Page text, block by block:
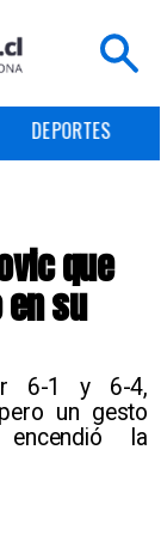
DEPORTES
que
su
6-1 y 6-4,
un gesto
la